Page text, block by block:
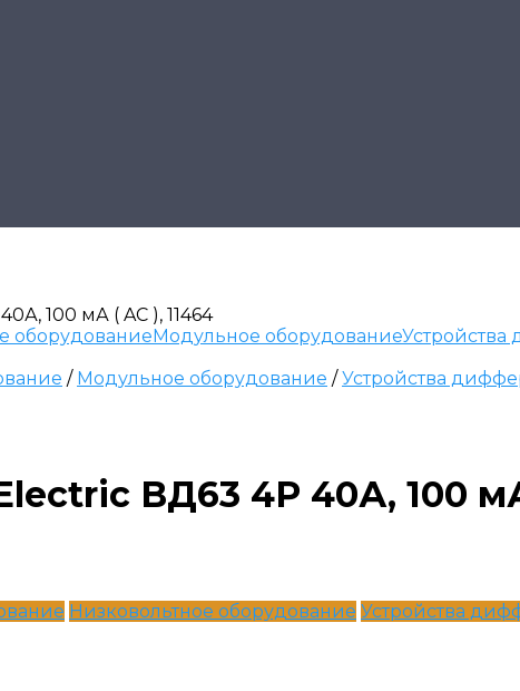
100 мА ( AC ), 11464
оборудованиеМодульное оборудованиеУстройства
/ Модульное оборудование /Устройства
ВД63 4P 40А, 100
Низковольтное оборудование Устройства